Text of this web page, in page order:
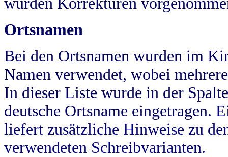
Ortsnamen
Bei den Ortsnamen wurden im
Namen verwendet, wobei
In dieser Liste wurde in der
deutsche Ortsname eingetragen.
liefert zusätzliche Hinweise zu
verwendeten Schreibvarianten.